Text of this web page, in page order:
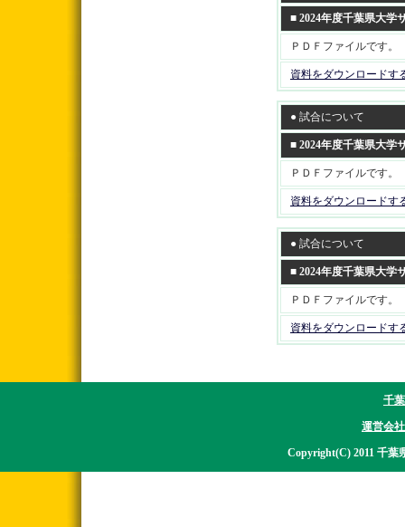
■ 2024年度千葉県大
ＰＤＦファイルです。
資料をダウンロードす
● 試合について
■ 2024年度千葉県大
ＰＤＦファイルです。
資料をダウンロードす
● 試合について
■ 2024年度千葉県大
ＰＤＦファイルです。
資料をダウンロードす
千
運営会
Copyright(C) 2011 千葉